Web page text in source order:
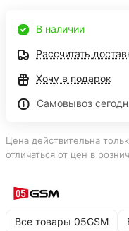
В наличии
Рассчитать
Хочу в подарок
Самовывоз
Цена действительна
отличаться от цен в
Все товары 05GSM